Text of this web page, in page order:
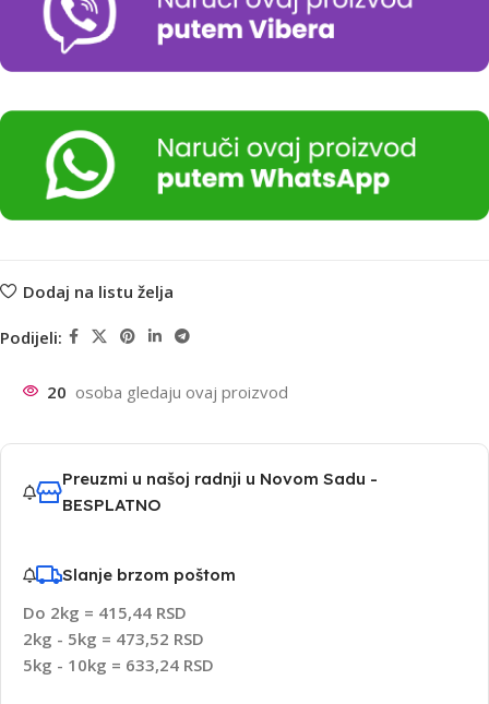
Dodaj na listu želja
Podijeli:
20 osoba gledaju ovaj proizvod
Preuzmi u našoj radnji u Novom Sadu -
BESPLATNO
Slanje brzom poštom
Do 2kg = 415,44 RSD
2kg - 5kg = 473,52 RSD
5kg - 10kg = 633,24 RSD